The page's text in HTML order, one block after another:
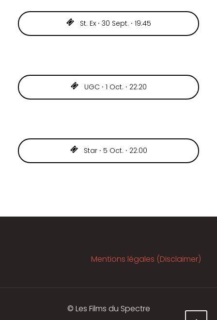
St. Ex ⸱ 30 Sept. ⸱ 19:45
UGC ⸱ 1 Oct. ⸱ 22:20
Star ⸱ 5 Oct. ⸱ 22:00
Mentions légales (Disclaimer)
© Les Films du Spectre